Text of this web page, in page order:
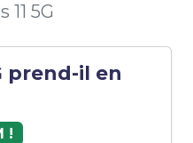
11 5G
prend-il en
!